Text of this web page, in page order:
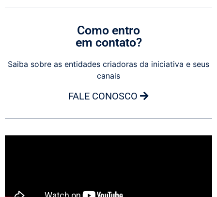
Como entro
em contato?
Saiba sobre as entidades criadoras da iniciativa e seus
canais
FALE CONOSCO